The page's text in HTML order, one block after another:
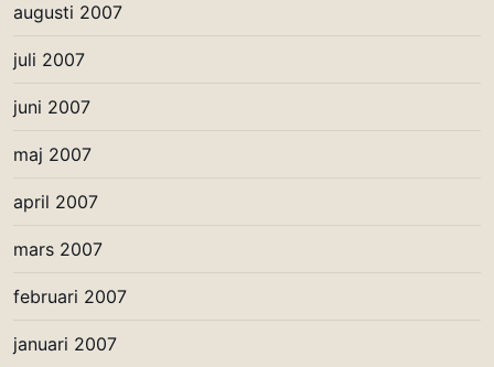
augusti 2007
juli 2007
juni 2007
maj 2007
april 2007
mars 2007
februari 2007
januari 2007